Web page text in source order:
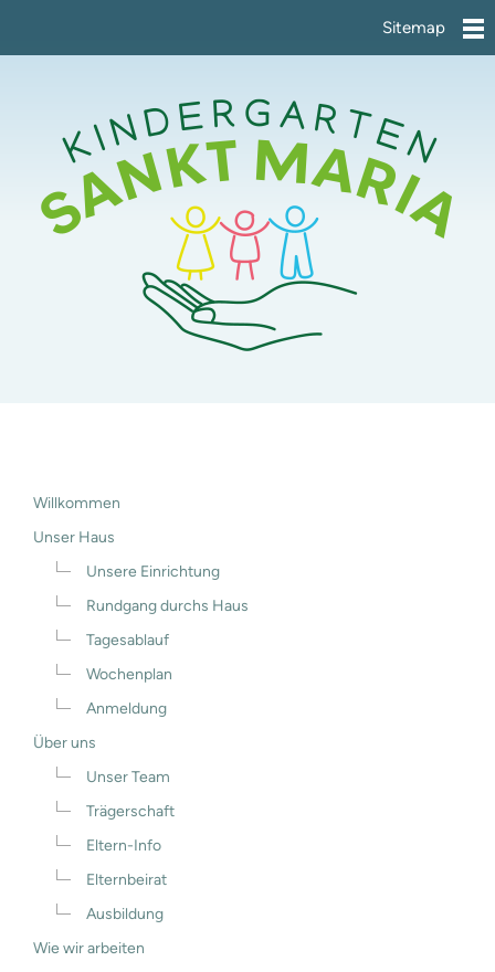
Sitemap
Willkommen
Unser Haus
Unsere Einrichtung
Rundgang durchs Haus
Tagesablauf
Wochenplan
Anmeldung
Über uns
Unser Team
Trägerschaft
Eltern-Info
Elternbeirat
Ausbildung
Wie wir arbeiten